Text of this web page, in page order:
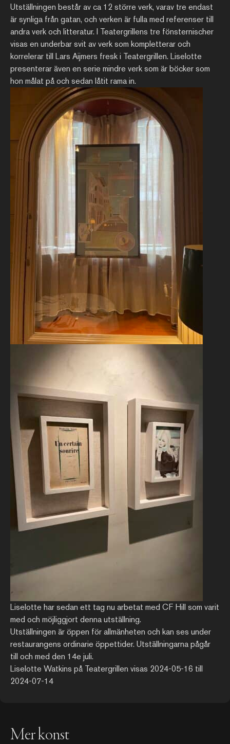
Utställningen består av ca 12 större verk, varav tre endast
är synliga från gatan, och verken är fulla med referenser till
andra verk och litteratur. I Teatergrillens tre fönsternischer
visas en underbar svit av verk som kompletterar och
korrelerar till Lars Aijmers fresk i Teatergrillen. Liselotte
presenterar även en serie mindre verk som är böcker som
hon målat på och sedan låtit rama in.
Liselotte har sedan ett tag nu arbetat med CF Hill som varit
med och möjliggjort denna utställning.
Utställningen är öppen för allmänheten och kan ses under
restaurangens ordinarie öppettider. Utställningarna pågår
till och med den 14e juli.
Liselotte Watkins på Teatergrillen visas 2024-05-16 till
2024-07-14
Mer konst